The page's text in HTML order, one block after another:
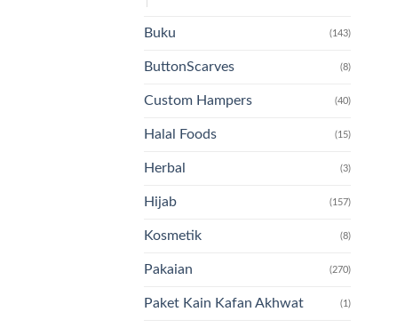
Buku (143)
ButtonScarves (8)
Custom Hampers (40)
Halal Foods (15)
Herbal (3)
Hijab (157)
Kosmetik (8)
Pakaian (270)
Paket Kain Kafan Akhwat (1)